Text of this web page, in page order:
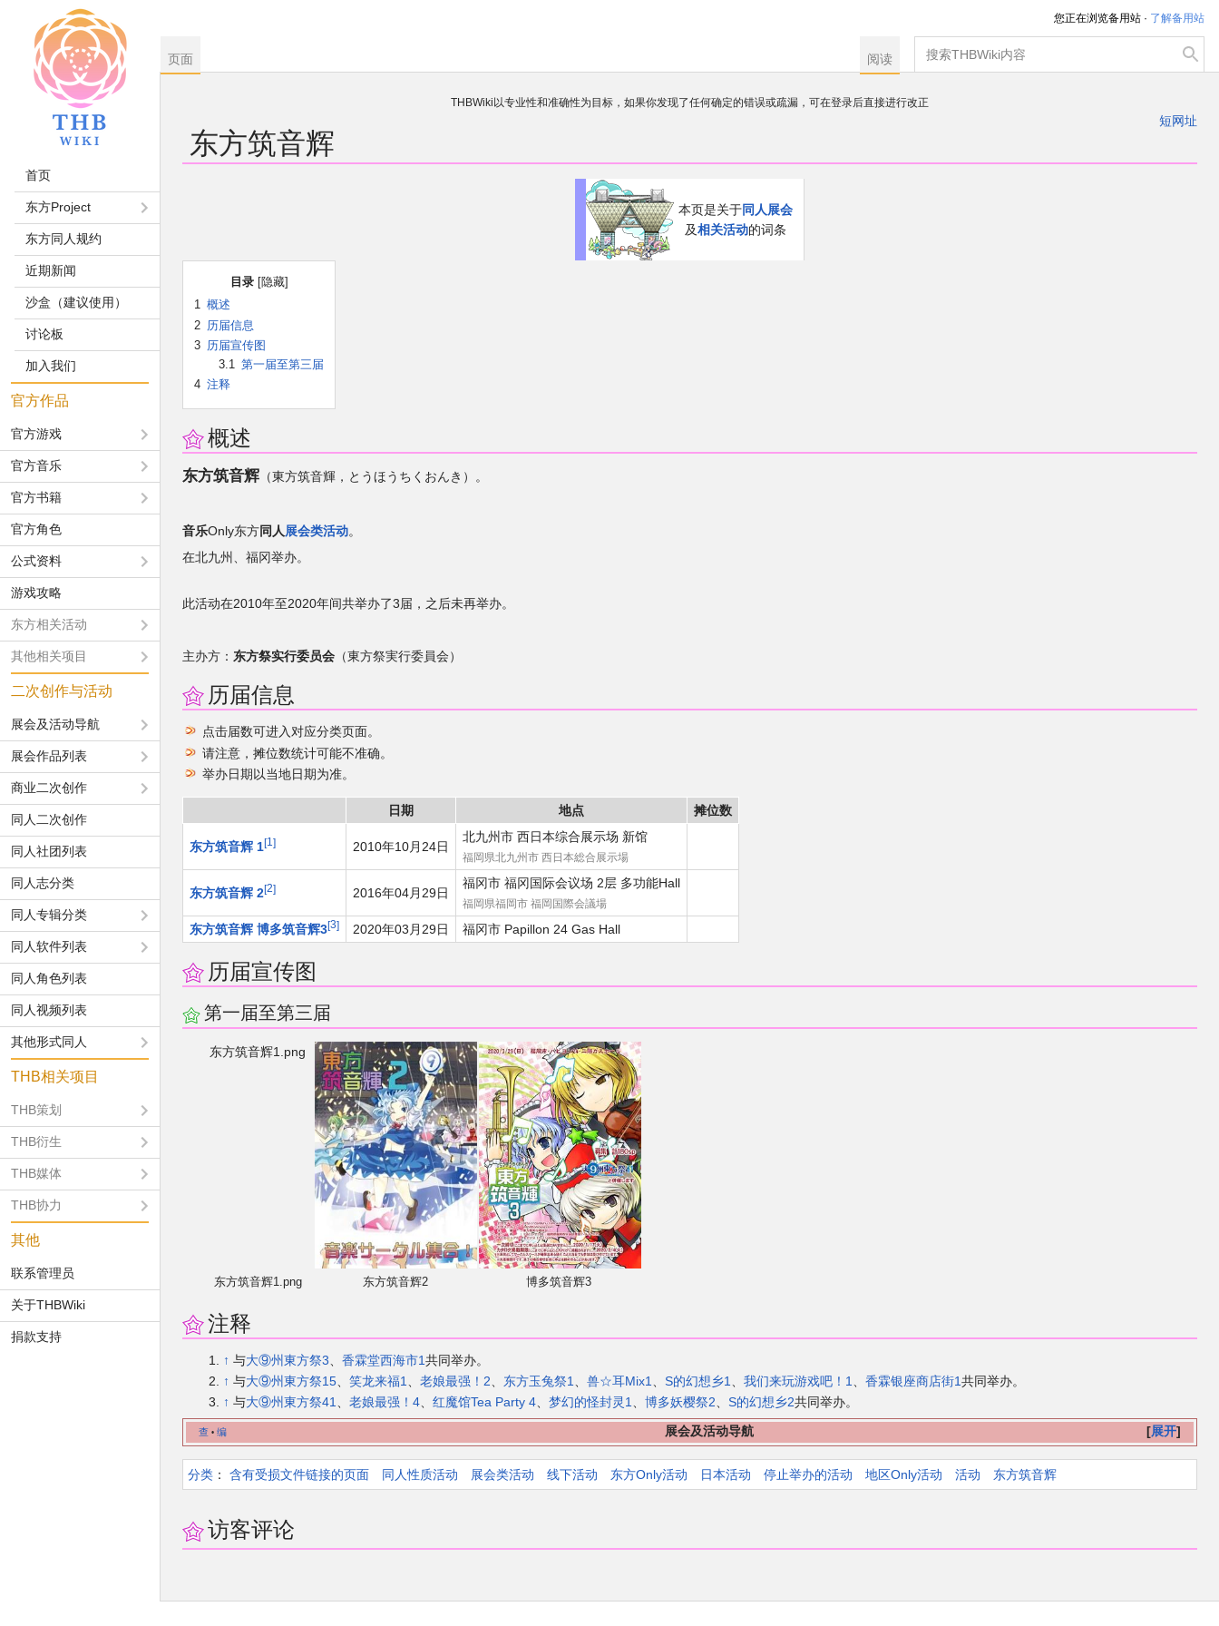
THBWiki以专业性和准确性为目标，如果你发现了任何确定的错误或疏漏，可在登录后直接进行改正
短网址
东方筑音辉
航
索
本页是关于同人展会
及相关活动的词条
目录
1 概述
2 历届信息
3 历届宣传图
3.1 第一届至第三届
4 注释
概述
东方筑音辉 （東方筑音輝，とうほうちくおんき）。
音乐Only东方同人展会类活动。
在北九州、福冈举办。
此活动在2010年至2020年间共举办了3届，之后未再举办。
主办方： 东方祭实行委员会 （東方祭実行委員会）
历届信息
点击届数可进入对应分类页面。
请注意，摊位数统计可能不准确。
举办日期以当地日期为准。
日期 地点 摊位数
东方筑音辉 1 1 2010年10月24日
北九州市 西日本综合展示场 新馆
福岡県北九州市 西日本総合展示場
东方筑音辉 2 2 2016年04月29日
福冈市 福冈国际会议场 2层 多功能Hall
福岡県福岡市 福岡国際会議場
东方筑音辉 博多筑音辉3 3 2020年03月29日 福冈市 Papillon 24 Gas Hall
历届宣传图
第一届至第三届
东方筑音辉1.png
东方筑音辉1.png 东方筑音辉2 博多筑音辉3
注释
↑ 与大⑨州東方祭3 香霖堂西海市1共同举办。
↑ 与大⑨州東方祭15、 笑龙来福1 老娘最强！2 东方玉兔祭1 兽☆耳Mix1 S的幻想乡1 我们来玩游戏吧！1 香霖银座商店街1共同举办。
↑ 与大⑨州東方祭41、 老娘最强！4、 红魔馆Tea Party 4、 梦幻的怪封灵1、 博多妖樱祭2、 S的幻想乡2共同举办。
展开
查 • 编 展会及活动导航
分类 ：​ 含有受损文件链接的页面 同人性质活动 展会类活动 线下活动 东方Only活动 日本活动 停止举办的活动 地区Only活动 活动 东方筑音辉
访客评论
您正在浏览备用站 · 了解备用站
页面 阅读
搜
索
首页
东方Project
东方同人规约
近期新闻
沙盒（建议使用）
讨论板
加入我们
官方作品
官方游戏
官方音乐
官方书籍
官方角色
公式资料
游戏攻略
东方相关活动
其他相关项目
二次创作与活动
展会及活动导航
展会作品列表
商业二次创作
同人二次创作
同人社团列表
同人志分类
同人专辑分类
同人软件列表
同人角色列表
同人视频列表
其他形式同人
THB相关项目
THB策划
THB衍生
THB媒体
THB协力
其他
联系管理员
关于THBWiki
捐款支持